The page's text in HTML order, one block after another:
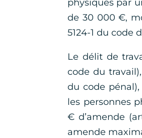
physiques par
de 30 000 €,
5124-1 du code
Le délit de
code du
du code
les personnes
€ d’amende
amende